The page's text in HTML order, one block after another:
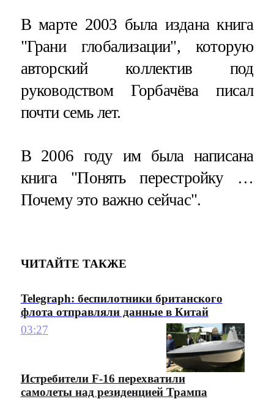
В марте 2003 была издана книга
"Грани глобализации", которую
авторский коллектив под
руководством Горбачёва писал
почти семь лет.
В 2006 году им была написана
книга "Понять перестройку …
Почему это важно сейчас".
ЧИТАЙТЕ ТАКЖЕ
Telegraph: беспилотники британского
флота отправляли данные в Китай
03:27
Истребители F-16 перехватили
самолеты над резиденцией Трампа